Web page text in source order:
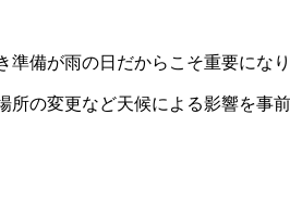
備が雨の日だからこそ重要にな
の変更など天候による影響を事